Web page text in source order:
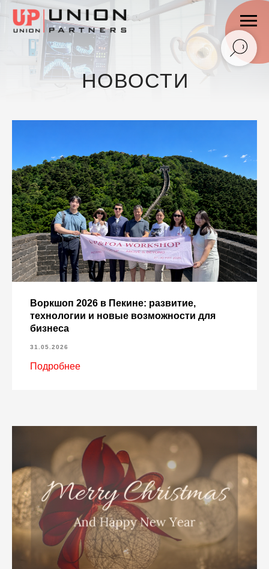
НОВОСТИ
Воркшоп 2026 в Пекине: развитие,
технологии и новые возможности для
бизнеса
31.05.2026
Подробнее